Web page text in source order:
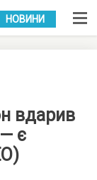
УКР РУС
НОВИНИ
вдарив
є